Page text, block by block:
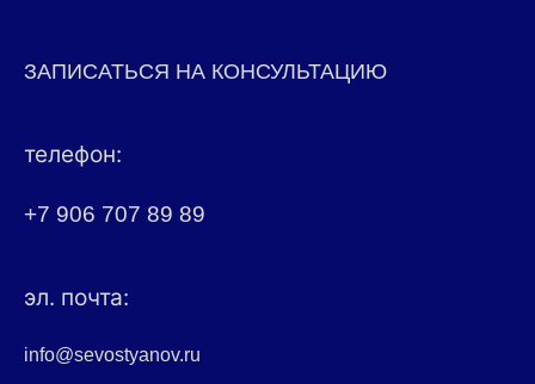
ЗАПИСАТЬСЯ НА КОНСУЛЬТАЦИЮ
телефон:
+7 906 707 89 89
эл. почта:
info@sevostyanov.ru